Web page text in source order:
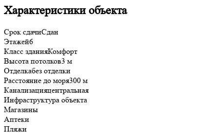
Характеристики объекта
Срок сдачиСдан
Этажей6
Класс зданияКомфорт
Высота потолков3 м
Отделкабез отделки
Расстояние до моря300 м
Канализацияцентральная
Инфраструктура объекта
Магазины
Аптеки
Пляжи